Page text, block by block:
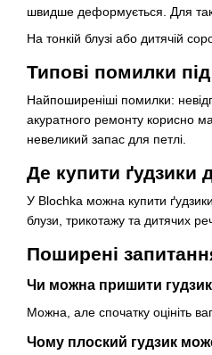
швидше деформується. Для
На тонкій блузі або дитячій
Типові помилки
Найпоширеніші помилки:
акуратного ремонту корисно
невеликий запас для петлі.
Де купити ґудзики
У Blochka можна купити
блузи, трикотажу та дитячих
Поширені
Чи можна пришити гудзик
Можна, але спочатку оцініть
Чому плоский гудзик